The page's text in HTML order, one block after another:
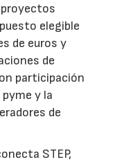
elegible
de euros y
de
participación
y la
de
STEP,